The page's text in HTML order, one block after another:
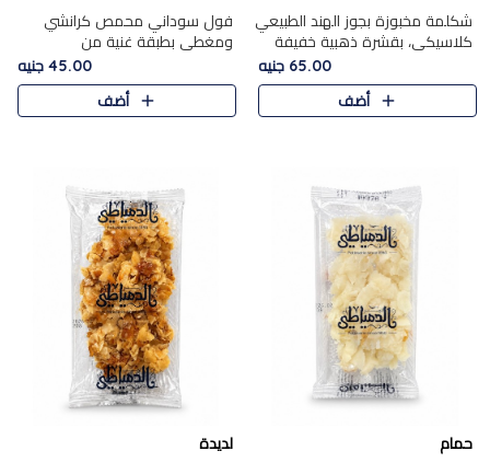
شكلمة مخبوزة بجوز الهند الطبيعي
كلاسيكي، بقشرة ذهبية خفيفة
وقلب طري رطب يذوب في الفم،
تمنحك المذاق الشرقي الحلو الأصيل
التقليدي في كل لقمة.
65.00 جنيه
أضف
فول سوداني محمص كرانشي
ومغطى بطبقة غنية من
الشوكولاتة، يجمع بين طعم
القرمشة الأصيلة الكلاسكيكية
التقليدية للفول السوداني وحلاوة
45.00 جنيه
أضف
حمام لديدة